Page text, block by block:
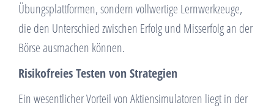
Übungsplattformen, sondern vollwertige Lernwerkzeuge,
die den Unterschied zwischen Erfolg und Misserfolg an der
Börse ausmachen können.
Risikofreies Testen von Strategien
Ein wesentlicher Vorteil von Aktiensimulatoren liegt in der